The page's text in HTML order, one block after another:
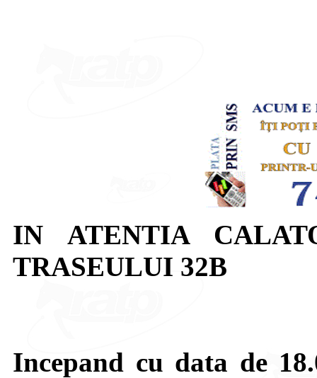
IN ATENTIA
TRASEULUI 32B
Incepand cu data de